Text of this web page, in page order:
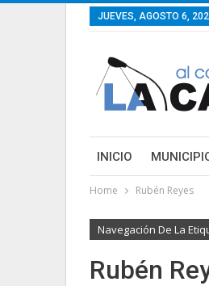
JUEVES, AGOSTO 6,
INICIO
Home Rubén Reyes
Navegación De La
Rubén